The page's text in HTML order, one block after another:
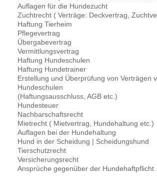
Auflagen für die Hundezucht
Zuchtrecht ( Verträge: Deckvertrag,
Haftung Tierheim
Pflegevertrag
Übergabevertrag
Vermittlungsvertrag
Haftung Hundeschulen
Haftung Hundetrainer
Erstellung und Überprüfung von Verträgen
Hundeschulen
(Haftungsausschluss, AGB etc.)
Hundesteuer
Nachbarschaftsrecht
Mietrecht ( Mietvertrag, Hundehaltung etc.)
Auflagen bei der Hundehaltung
Hund in der Scheidung | Scheidungshund
Tierschutzrecht
Versicherungsrecht
Ansprüche gegenüber der Hundehaftpflicht